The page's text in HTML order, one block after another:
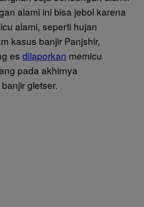
alami ini bisa jebol karena
alami, seperti hujan
kasus banjir Panjshir,
es dilaporkan memicu
pada akhirnya
gletser.